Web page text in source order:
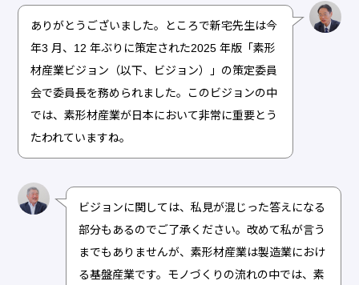
ありがとうございました。ところで新宅先生は今
年3 月、12 年ぶりに策定された2025 年版「素形
材産業ビジョン（以下、ビジョン）」の策定委員
会で委員長を務められました。このビジョンの中
では、素形材産業が日本において非常に重要とう
たわれていますね。
ビジョンに関しては、私見が混じった答えになる
部分もあるのでご了承ください。改めて私が言う
までもありませんが、素形材産業は製造業におけ
る基盤産業です。モノづくりの流れの中では、素